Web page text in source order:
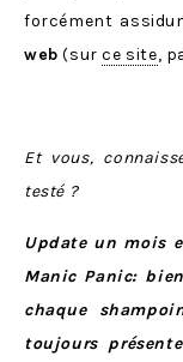
forcément
web (surce site,
Et vous,
testé ?
Update un mois
Manic Panic:
chaque
toujours